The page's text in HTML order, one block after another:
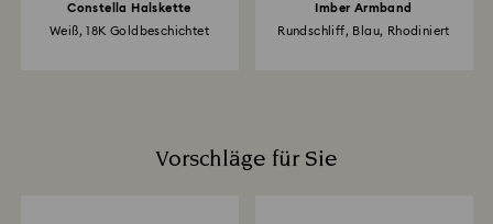
Constella Halskette
Weiß, 18K Goldbeschichtet
Imber Armband
Rundschliff, Blau, Rhodiniert
Vorschläge für Sie